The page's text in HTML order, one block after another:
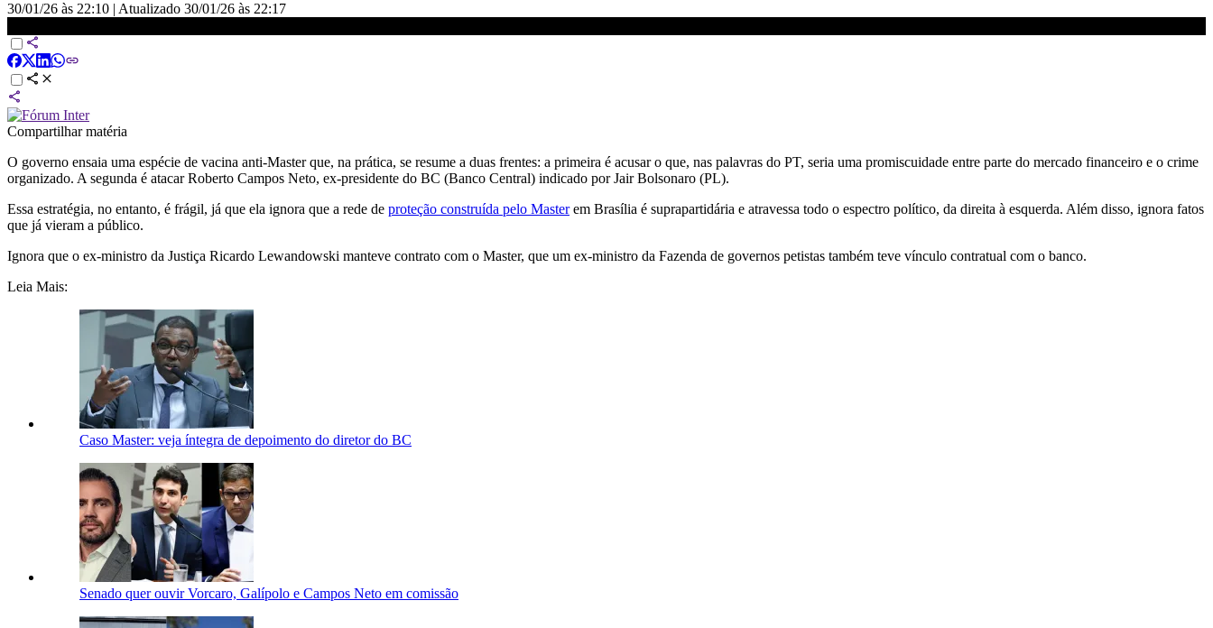
30/01/26 às 22:10 | Atualizado 30/01/26 às 22:17
Compartilhar matéria
O governo ensaia uma espécie de vacina anti-Master que, na prática, se resume a duas frentes: a primeira é acusar o que, nas palavras do PT, seria uma promiscuidade entre parte do mercado financeiro e o crime
organizado. A segunda é atacar Roberto Campos Neto, ex-presidente do BC (Banco Central) indicado por Jair Bolsonaro (PL).
Essa estratégia, no entanto, é frágil, já que ela ignora que a rede de proteção construída pelo Masterem Brasília é suprapartidária e atravessa todo o espectro político, da direita à esquerda. Além disso, ignora fatos
que já vieram a público.
Ignora que o ex-ministro da Justiça Ricardo Lewandowski manteve contrato com o Master, que um ex-ministro da Fazenda de governos petistas também teve vínculo contratual com o banco.
Leia Mais:
Caso Master: veja íntegra de depoimento do diretor do BC
Senado quer ouvir Vorcaro, Galípolo e Campos Neto em comissão